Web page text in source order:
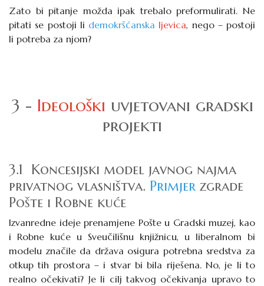
Zato bi pitanje možda ipak trebalo preformulirati. Ne
pitati se postoji li demokršćanska ljevica, nego – postoji
li potreba za njom?
3 - Ideološki uvjetovani gradski
projekti
3.1 Koncesijski model javnog najma
privatnog vlasništva. Primjer zgrade
Pošte i Robne kuće
Izvanredne ideje prenamjene Pošte u Gradski muzej, kao
i Robne kuće u Sveučilišnu knjižnicu, u liberalnom bi
modelu značile da država osigura potrebna sredstva za
otkup tih prostora – i stvar bi bila riješena. No, je li to
realno očekivati? Je li cilj takvog očekivanja upravo to